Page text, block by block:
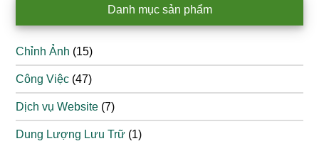
Danh mục sản phẩm
Chỉnh Ảnh (15)
Công Việc (47)
Dịch vụ Website (7)
Dung Lượng Lưu Trữ (1)